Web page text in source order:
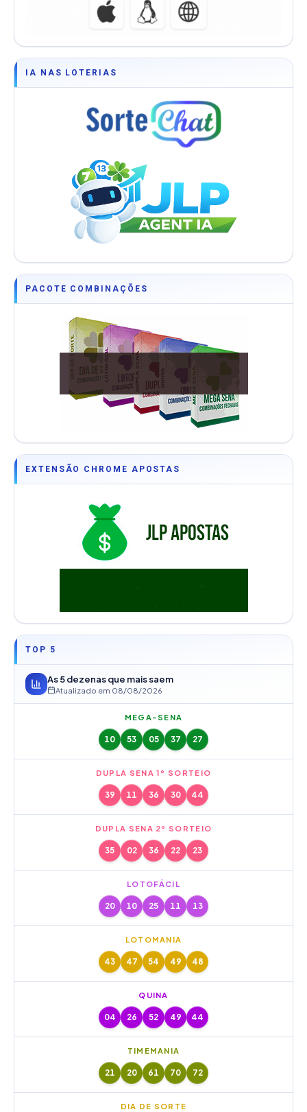
IA NAS LOTERIAS
PACOTE COMBINAÇÕES
EXTENSÃO CHROME APOSTAS
TOP 5
As 5 dezenas que mais saem
Atualizado em 08/08/2026
MEGA-SENA
10 53 05 37 27
DUPLA SENA 1º SORTEIO
39 11 36 30 44
DUPLA SENA 2º SORTEIO
35 02 36 22 23
LOTOFÁCIL
20 10 25 11 13
LOTOMANIA
43 47 54 49 48
QUINA
04 26 52 49 44
TIMEMANIA
21 20 61 70 72
DIA DE SORTE